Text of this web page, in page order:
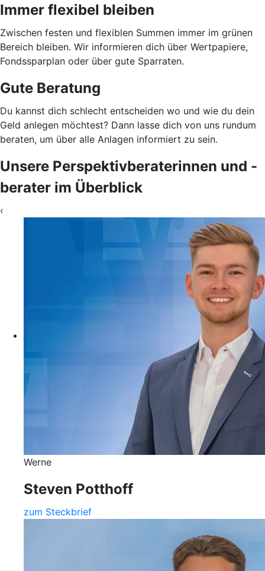
Immer flexibel bleiben
Zwischen festen und flexiblen Summen immer im grünen
Bereich bleiben. Wir informieren dich über Wertpapiere,
Fondssparplan oder über gute Sparraten.
Gute Beratung
Du kannst dich schlecht entscheiden wo und wie du dein
Geld anlegen möchtest? Dann lasse dich von uns rundum
beraten, um über alle Anlagen informiert zu sein.
Unsere Perspektivberaterinnen und -
berater im Überblick
‹
Werne
Steven Potthoff
zum Steckbrief